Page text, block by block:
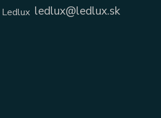
ledlux@ledlux.sk